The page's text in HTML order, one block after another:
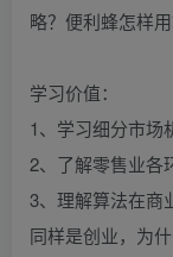
略？便利蜂怎样
学习价值：
1、学习细分市场
2、了解零售业各
3、理解算法在商
同样是创业，为